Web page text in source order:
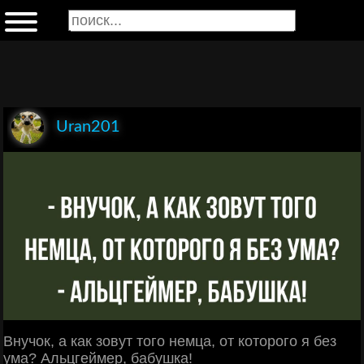
Uran201
Внучок, а как зовут того немца, от которого я без
ума? Альцгеймер, бабушка!